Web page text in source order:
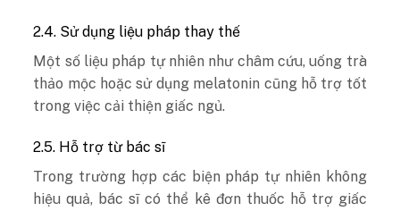
2.4. Sử dụng liệu pháp thay thế
Một số liệu pháp tự nhiên như châm cứu, uống trà
thảo mộc hoặc sử dụng melatonin cũng hỗ trợ tốt
trong việc cải thiện giấc ngủ.
2.5. Hỗ trợ từ bác sĩ
Trong trường hợp các biện pháp tự nhiên không
hiệu quả, bác sĩ có thể kê đơn thuốc hỗ trợ giấc